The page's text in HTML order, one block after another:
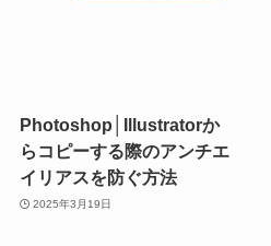
Photoshop│Illustratorか
らコピーする際のアンチエ
イリアスを防ぐ方法
2025年3月19日